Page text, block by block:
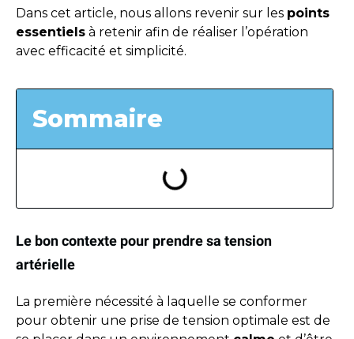
Dans cet article, nous allons revenir sur les points
essentiels à retenir afin de réaliser l’opération
avec efficacité et simplicité.
Sommaire
Le bon contexte pour prendre sa tension
artérielle
La première nécessité à laquelle se conformer
pour obtenir une prise de tension optimale est de